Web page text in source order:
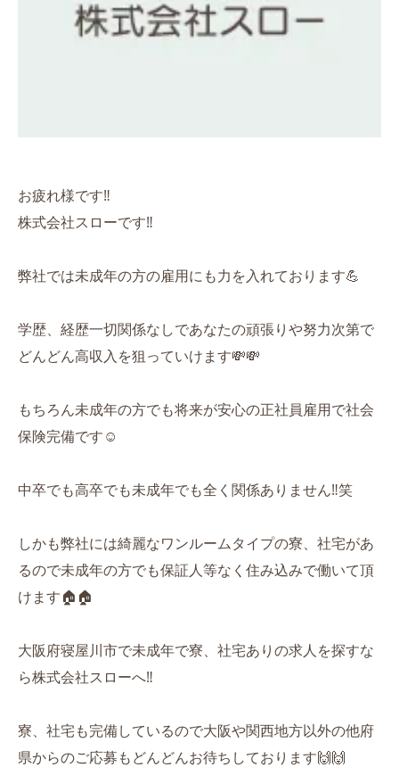
お疲れ様です‼️
株式会社スローです‼️
弊社では未成年の方の雇用にも力を入れております💪
学歴、経歴一切関係なしであなたの頑張りや努力次第で
どんどん高収入を狙っていけます💸💸
もちろん未成年の方でも将来が安心の正社員雇用で社会
保険完備です☺️
中卒でも高卒でも未成年でも全く関係ありません‼️笑
しかも弊社には綺麗なワンルームタイプの寮、社宅があ
るので未成年の方でも保証人等なく住み込みで働いて頂
けます🏠🏠
大阪府寝屋川市で未成年で寮、社宅ありの求人を探すな
ら株式会社スローへ‼️
寮、社宅も完備しているので大阪や関西地方以外の他府
県からのご応募もどんどんお待ちしております🙌🙌